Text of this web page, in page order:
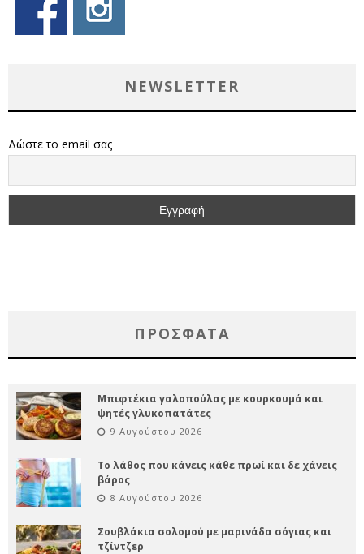
NEWSLETTER
Δώστε το email σας
ΠΡΌΣΦΑΤΑ
Μπιφτέκια γαλοπούλας με κουρκουμά και
ψητές γλυκοπατάτες
9 Αυγούστου 2026
Το λάθος που κάνεις κάθε πρωί και δε χάνεις
βάρος
8 Αυγούστου 2026
Σουβλάκια σολομού με μαρινάδα σόγιας και
τζίντζερ